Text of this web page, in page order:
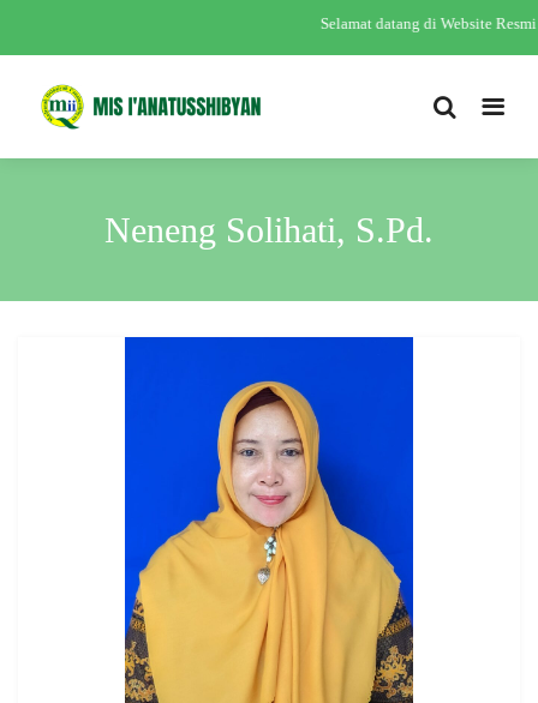
Selamat datang di Website
Neneng Solihati, S.Pd.